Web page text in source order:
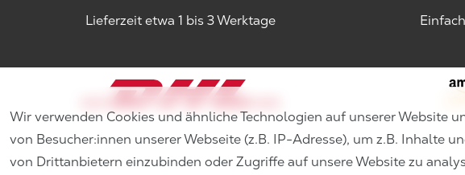
Lieferzeit etwa 1 bis 3 Werktage
Wir verwenden Cookies und ähnliche Technologien auf unserer Website
von Besucher:innen unserer Webseite (z.B. IP-Adresse), um z.B. Inhalte
von Drittanbietern einzubinden oder Zugriffe auf unsere Website zu